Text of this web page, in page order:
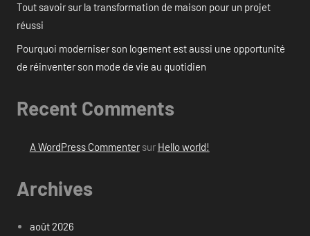
Tout savoir sur la transformation de maison pour un projet
réussi
Pourquoi moderniser son logement est aussi une opportunité
de réinventer son mode de vie au quotidien
Recent Comments
A WordPress Commentersur Hello world!
Archives
août 2026